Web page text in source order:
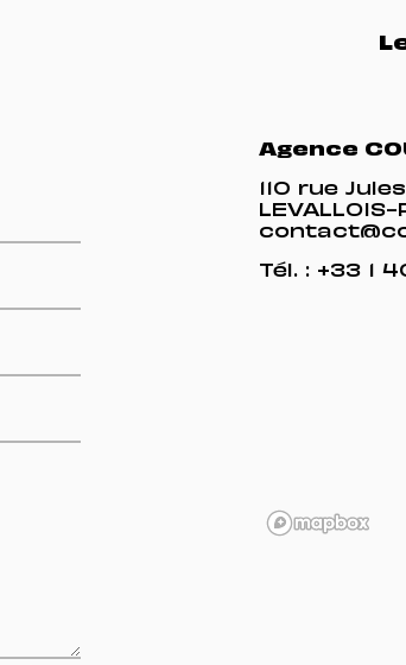
Agence
110 rue
LEVALLOIS-
Tél. : +33 1